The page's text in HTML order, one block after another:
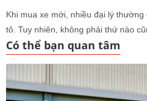
Khi mua xe mới, nhiều đại lý
tô. Tuy nhiên, không phải thứ nào
chí, có những món vừa tốn tiền, vừa
Có thể bạn quan tâm